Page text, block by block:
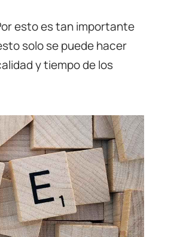
esto es tan importante
solo se puede hacer
y tiempo de los